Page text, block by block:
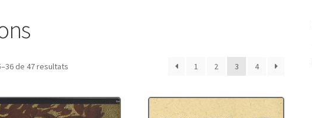
de 47 resultats 1 2 3 4